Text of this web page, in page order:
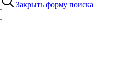
Закрыть форму поиска